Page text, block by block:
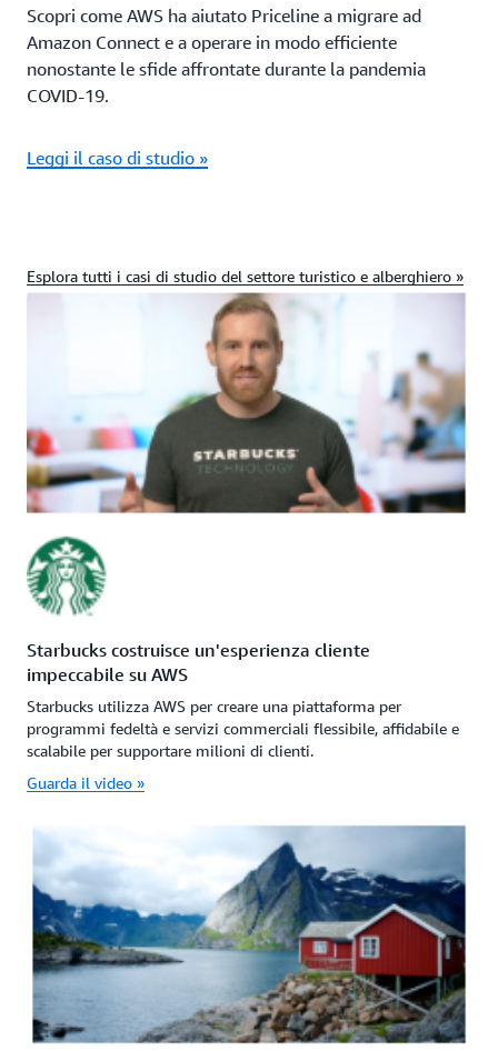
Scopri come AWS ha aiutato Priceline a migrare ad
Amazon Connect e a operare in modo efficiente
nonostante le sfide affrontate durante la pandemia
COVID-19.
Leggi il caso di studio »
Esplora tutti i casi di studio del settore turistico e alberghiero »
Starbucks costruisce un'esperienza cliente
impeccabile su AWS
Starbucks utilizza AWS per creare una piattaforma per
programmi fedeltà e servizi commerciali flessibile, affidabile e
scalabile per supportare milioni di clienti.
Guarda il video »